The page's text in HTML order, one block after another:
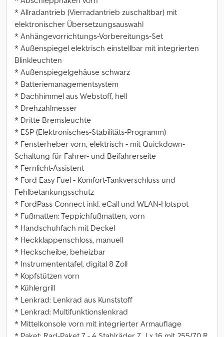
* Allradantrieb (Vierradantrieb zuschaltbar) mit
elektronischer Übersetzungsauswahl
* Anhängevorrichtungs-Vorbereitungs-Set
* Außenspiegel elektrisch einstellbar mit integrierten
Blinkleuchten
* Außenspiegelgehäuse schwarz
* Batteriemanagementsystem
* Dachhimmel aus Webstoff, hell
* Drehzahlmesser
* Dritte Bremsleuchte
* ESP (Elektronisches-Stabilitäts-Programm)
* Fensterheber vorn, elektrisch - mit Quickdown-
Schaltung für Fahrer- und Beifahrerseite
* Fernlicht-Assistent
* Ford Easy Fuel - Komfort-Tankverschluss und
Fehlbetankungsschutz
* FordPass Connect inkl. eCall und WLAN-Hotspot
* Fußmatten: Teppichfußmatten, vorn
* Handschuhfach mit Deckel
* Heckklappenschloss, manuell
* Heckscheibe, beheizbar
* Instrumententafel, digital 8 Zoll
* Kopfstützen vorn
* Kühlergrill
* Lenkrad: Lenkrad aus Kunststoff
* Lenkrad: Multifunktionslenkrad
* Mittelkonsole vorn mit integrierter Armauflage